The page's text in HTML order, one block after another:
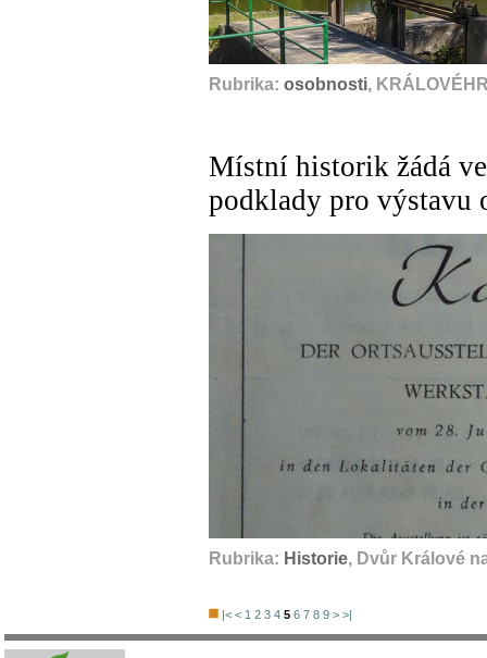
Rubrika: osobnosti,
Místní historik žádá
podklady pro výstavu
Rubrika: Historie, Dvůr Králové
|< < 1 2 3 4 5 6 7 8 9 > >|